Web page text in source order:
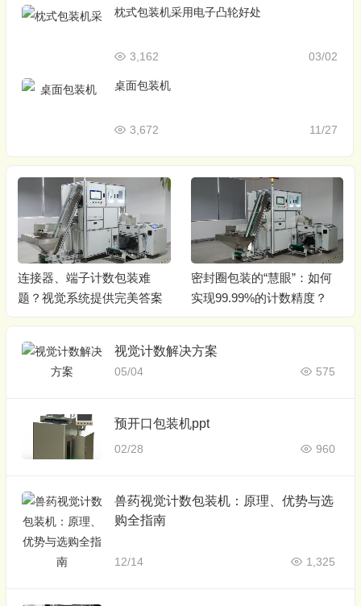
枕式包装机采用电子凸轮好处
03/02
3,162
桌面包装机
11/27
3,672
连接器、端子计数包装难
题？视觉系统提供完美答案
密封圈包装的“慧眼”：如何
实现99.99%的计数精度？
视觉计数解决方案
05/04 575
预开口包装机ppt
02/28 960
兽药视觉计数包装机：原理、优势与选
购全指南
12/14 1,325